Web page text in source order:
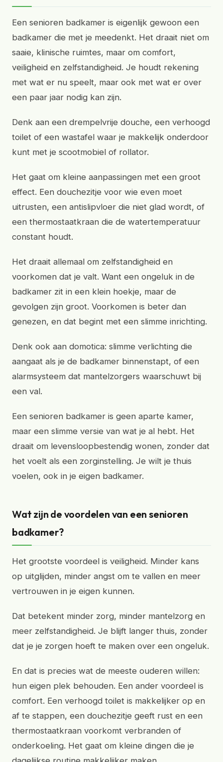
Een senioren badkamer is eigenlijk gewoon een
badkamer die met je meedenkt. Het draait niet om
saaie, klinische ruimtes, maar om comfort,
veiligheid en zelfstandigheid. Je houdt rekening
met wat er nu speelt, maar ook met wat er over
een paar jaar nodig kan zijn.
Denk aan een drempelvrije douche, een verhoogd
toilet of een wastafel waar je makkelijk onderdoor
kunt met je scootmobiel of rollator.
Het gaat om kleine aanpassingen met een groot
effect. Een douchezitje voor wie even moet
uitrusten, een antislipvloer die niet glad wordt, of
een thermostaatkraan die de watertemperatuur
constant houdt.
Het draait allemaal om zelfstandigheid en
voorkomen dat je valt. Want een ongeluk in de
badkamer zit in een klein hoekje, maar de
gevolgen zijn groot. Voorkomen is beter dan
genezen, en dat begint met een slimme inrichting.
Denk ook aan domotica: slimme verlichting die
aangaat als je de badkamer binnenstapt, of een
alarmsysteem dat mantelzorgers waarschuwt bij
een val.
Een senioren badkamer is geen aparte kamer,
maar een slimme versie van wat je al hebt. Het
draait om levensloopbestendig wonen, zonder dat
het voelt als een zorginstelling. Je wilt je thuis
voelen, ook in je eigen badkamer.
Wat zijn de voordelen van een senioren
badkamer?
Het grootste voordeel is veiligheid. Minder kans
op uitglijden, minder angst om te vallen en meer
vertrouwen in je eigen kunnen.
Dat betekent minder zorg, minder mantelzorg en
meer zelfstandigheid. Je blijft langer thuis, zonder
dat je je zorgen hoeft te maken over een ongeluk.
En dat is precies wat de meeste ouderen willen:
hun eigen plek behouden. Een ander voordeel is
comfort. Een verhoogd toilet is makkelijker op en
af te stappen, een douchezitje geeft rust en een
thermostaatkraan voorkomt verbranden of
onderkoeling. Het gaat om kleine dingen die je